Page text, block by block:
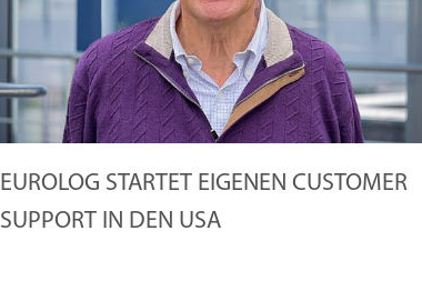
EUROLOG STARTET EIGENEN CUSTOMER
SUPPORT IN DEN USA